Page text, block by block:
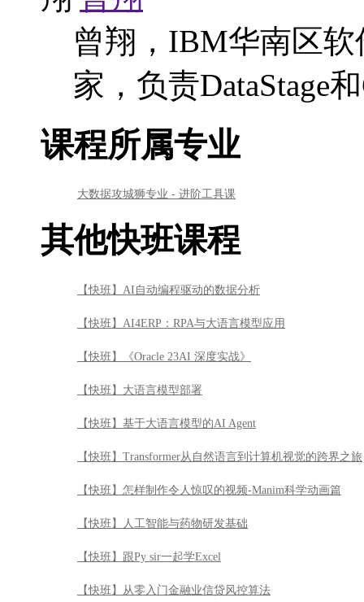
曾翔，IBM华南区
家，负责DataStage
课程所属专业
大数据攻城狮专业 - 进阶工具课
其他快班课程
【快班】AI自动编程驱动的数据分析
【快班】AI4ERP：RPA与大语言模型应用
【快班】《Oracle 23AI 深度实战》
【快班】大语言模型部署
【快班】基于大语言模型的AI Agent
【快班】Transformer从自然语言到计算机视觉的跨界之旅
【快班】怎样制作令人惊叹的视频-Manim科学动画篇
【快班】人工智能与药物研发基础
【快班】跟Py sir一起学Excel
【快班】从零入门金融业信贷风控算法